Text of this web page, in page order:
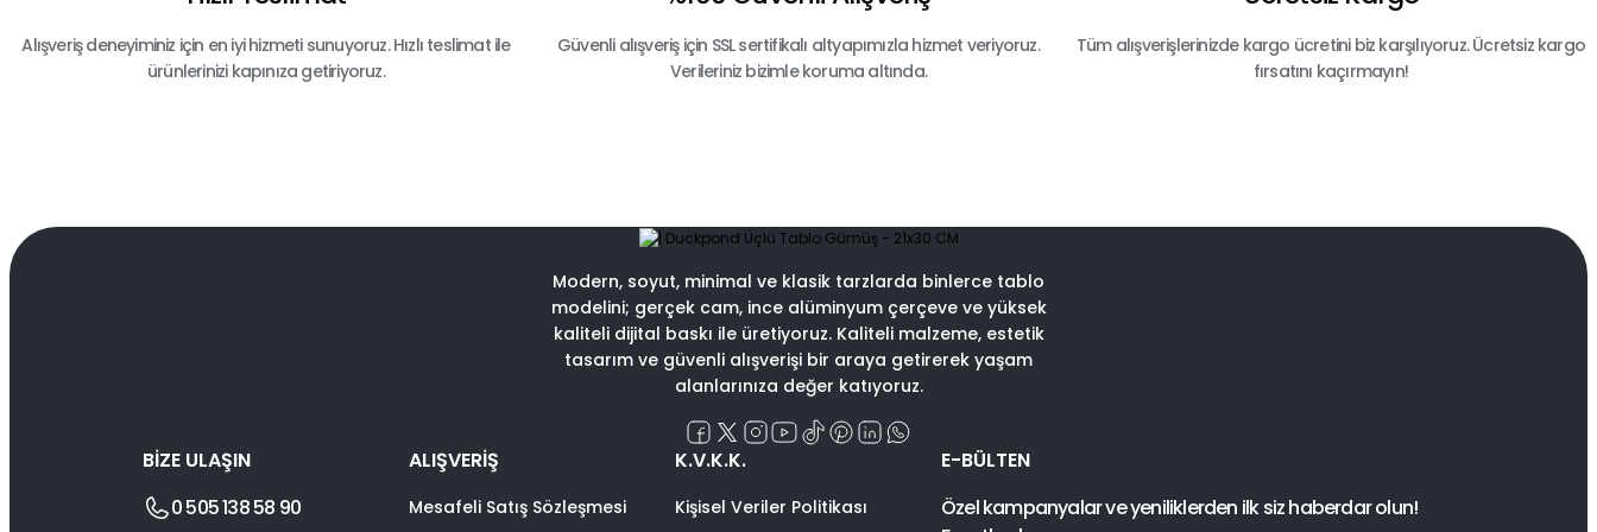
Alışveriş deneyiminiz için en iyi hizmeti sunuyoruz. Hızlı teslimat ile
ürünlerinizi kapınıza getiriyoruz.
Güvenli alışveriş için SSL sertifikalı altyapımızla hizmet veriyoruz.
Verileriniz bizimle koruma altında.
Tüm alışverişlerinizde kargo ücretini biz karşılıyoruz. Ücretsiz kargo
fırsatını kaçırmayın!
Modern, soyut, minimal ve klasik tarzlarda binlerce tablo
modelini; gerçek cam, ince alüminyum çerçeve ve yüksek
kaliteli dijital baskı ile üretiyoruz. Kaliteli malzeme, estetik
tasarım ve güvenli alışverişi bir araya getirerek yaşam
alanlarınıza değer katıyoruz.
BİZE ULAŞIN
0 505 138 58 90
ALIŞVERİŞ
Mesafeli Satış Sözleşmesi
K.V.K.K.
Kişisel Veriler Politikası
E-BÜLTEN
Özel kampanyalar ve yeniliklerden ilk siz haberdar olun!